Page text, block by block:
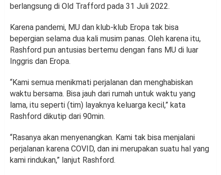
berlangsung di Old Trafford pada 31 Juli 2022.
Karena pandemi, MU dan klub-klub Eropa tak bisa
bepergian selama dua kali musim panas. Oleh karena itu,
Rashford pun antusias bertemu dengan fans MU di luar
Inggris dan Eropa.
“Kami semua menikmati perjalanan dan menghabiskan
waktu bersama. Bisa jauh dari rumah untuk waktu yang
lama, itu seperti (tim) layaknya keluarga kecil,” kata
Rashford dikutip dari 90min.
“Rasanya akan menyenangkan. Kami tak bisa menjalani
perjalanan karena COVID, dan ini merupakan suatu hal yang
kami rindukan,” lanjut Rashford.